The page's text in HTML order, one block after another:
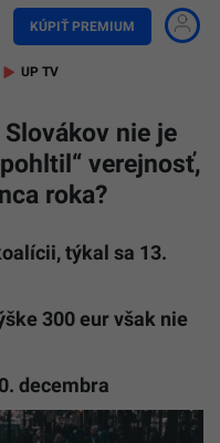
KÚPIŤ PREMIUM
UP TV
nie je
verejnosť,
roka?
týkal sa 13.
300 eur však nie
decembra